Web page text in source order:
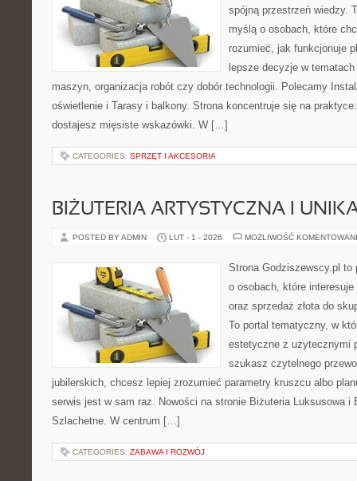
spójną przestrzeń wiedzy.
myślą o osobach, które
rozumieć, jak funkcjonuje
lepsze decyzje w
maszyn, organizacja robót czy dobór technologii. Polecamy
oświetlenie i Tarasy i balkony. Strona koncentruje się na
dostajesz mięsiste wskazówki. W […]
CATEGORIES: SPRZĘT I AKCESORIA
BIŻUTERIA ARTYSTYCZNA I
POSTED BY ADMIN LUT - 1 - 2026 MOŻLIWOŚĆ
Strona Godziszewscy.pl
o osobach, które
oraz sprzedaż złota do
To portal tematyczny, w
estetyczne z użytecznymi
szukasz czytelnego
jubilerskich, chcesz lepiej zrozumieć parametry kruszcu albo
serwis jest w sam raz. Nowości na stronie Biżuteria Luksusowa i
Szlachetne. W centrum […]
CATEGORIES: ZABAWA I ROZWÓJ